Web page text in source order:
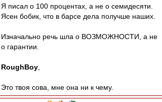
Я писал о 100 процентах, а не о семидесяти.
Ясен бобик, что в барсе дела получше наших.
Изначально речь шла о ВОЗМОЖНОСТИ, а не
о гарантии.
RoughBoy
Это твоя сова, мне она ни к чему.